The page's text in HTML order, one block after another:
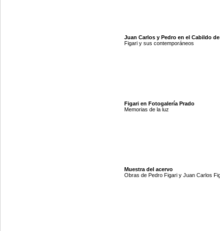
Juan Carlos y Pedro en el Cabildo
Figari y sus contemporáneos
Figari en Fotogalería Prado
Memorias de la luz
Muestra del acervo
Obras de Pedro Figari y Juan Carlos